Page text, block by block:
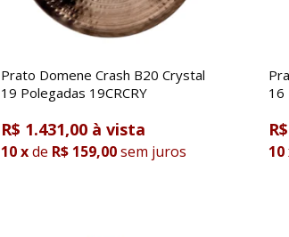
Prato Domene Crash B20 Crystal
19 Polegadas 19CRCRY
R$ 1.431,00
10xde R$ 159,00sem juros
16
10